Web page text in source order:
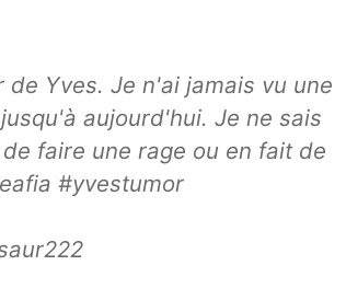
Yves. Je n'ai jamais vu une
aujourd'hui. Je ne sais
faire une rage ou en fait de
#yvestumor